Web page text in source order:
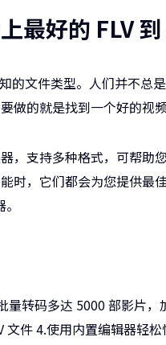
最好的 FLV
的文件类型。人们并不总
做的就是找到一个好的视频
，支持多种格式，可帮助
时，它们都会为您提供最
量转码多达 5000 部影片
文件 4.使用内置编辑器轻